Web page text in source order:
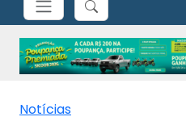
Notícias